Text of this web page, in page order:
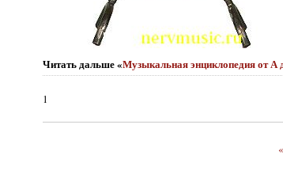
Читать дальше «Музыкальная энциклопедия от
1